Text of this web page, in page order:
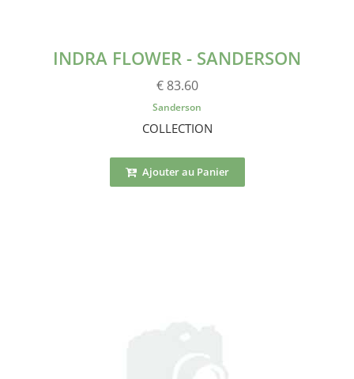
INDRA FLOWER - SANDERSON
€ 83.60
Sanderson
COLLECTION
Ajouter au Panier